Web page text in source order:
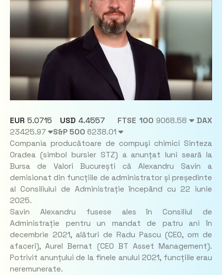
EUR 5.0715 USD 4.4557 FTSE 100 9068.58
DAX
23425.97
S&P 500 6238.01
Compania producătoare de compuşi chimici Sinteza
Oradea (simbol bursier STZ) a anunțat luni seară la
Bursa de Valori București că Alexandru Savin a
demisionat din funcțiile de administrator și președinte
al Consiliului de Administrație începând cu 22 iunie
2025.
Savin Alexandru fusese ales în Consiliul de
Administrație pentru un mandat de patru ani în
decembrie 2021, alături de Radu Pascu (CEO, om de
afaceri), Aurel Bernat (CEO BT Asset Management).
Potrivit anunțului de la finele anului 2021, funcțiile erau
neremunerate.